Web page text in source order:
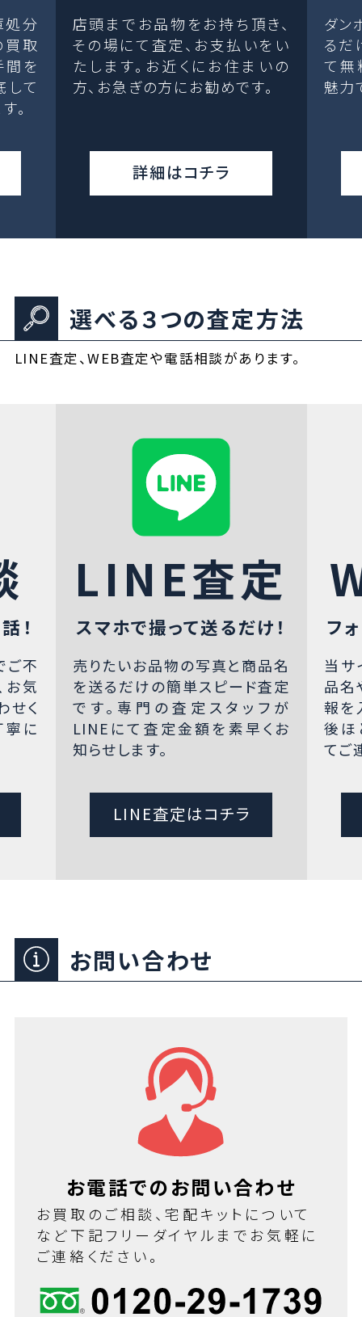
処分
取
間を
して
。
店頭までお品物をお持ち頂き、
その場にて査定、お支払いをい
たします。お近くにお住まいの
方、お急ぎの方にお勧めです。
詳細はコチラ
ダン
るだ
て無
魅力
選べる３つの査定方法
LINE査定、WEB査定や電話相談があります。
！
ご不
お気
せく
寧に
LINE査定
スマホで撮って送るだけ！
売りたいお品物の写真と商品名
を送るだけの簡単スピード査定
です。専門の査定スタッフが
LINEにて査定金額を素早くお
知らせします。
LINE査定はコチラ
フ
当サ
品名
報を
後ほ
てご
お問い合わせ
お電話でのお問い合わせ
お買取のご相談、宅配キットについて
など下記フリーダイヤルまでお気軽に
ご連絡ください。